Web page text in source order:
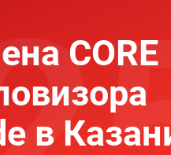
CORE
в